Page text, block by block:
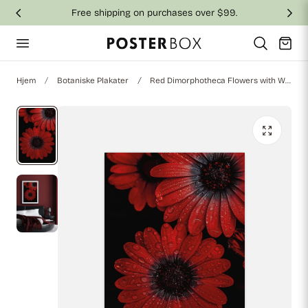
til indhold Free shipping on purchases over $99.
Vogn
Hjem Botaniske Plakater Red Dimorphotheca Flowers with Water Droplets Plakat